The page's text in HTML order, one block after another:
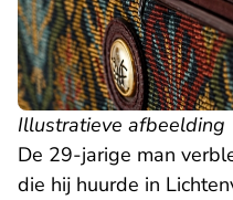
Illustratieve afbeelding
De 29-jarige man
die hij huurde in